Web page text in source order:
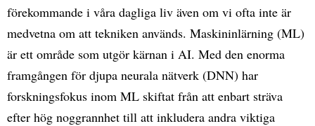
förekommande i våra dagliga liv även om vi ofta inte är
medvetna om att tekniken används. Maskininlärning (ML)
är ett område som utgör kärnan i AI. Med den enorma
framgången för djupa neurala nätverk (DNN) har
forskningsfokus inom ML skiftat från att enbart sträva
efter hög noggrannhet till att inkludera andra viktiga